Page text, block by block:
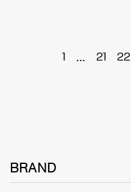
1 ... 21 22
BRAND